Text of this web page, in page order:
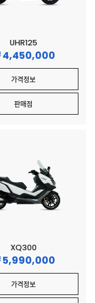
UHR125
4,450,000
가격정보
판매점
XQ300
5,990,000
가격정보